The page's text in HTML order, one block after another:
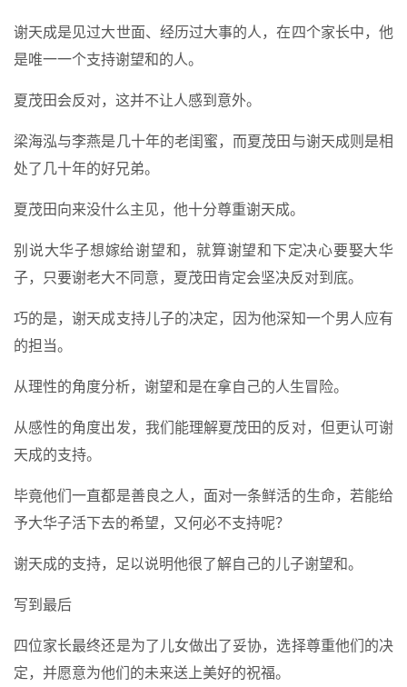
谢天成是见过大世面、经历过大事的人，在四个家长中，他
是唯一一个支持谢望和的人。
夏茂田会反对，这并不让人感到意外。
梁海泓与李燕是几十年的老闺蜜，而夏茂田与谢天成则是相
处了几十年的好兄弟。
夏茂田向来没什么主见，他十分尊重谢天成。
别说大华子想嫁给谢望和，就算谢望和下定决心要娶大华
子，只要谢老大不同意，夏茂田肯定会坚决反对到底。
巧的是，谢天成支持儿子的决定，因为他深知一个男人应有
的担当。
从理性的角度分析，谢望和是在拿自己的人生冒险。
从感性的角度出发，我们能理解夏茂田的反对，但更认可谢
天成的支持。
毕竟他们一直都是善良之人，面对一条鲜活的生命，若能给
予大华子活下去的希望，又何必不支持呢？
谢天成的支持，足以说明他很了解自己的儿子谢望和。
写到最后
四位家长最终还是为了儿女做出了妥协，选择尊重他们的决
定，并愿意为他们的未来送上美好的祝福。